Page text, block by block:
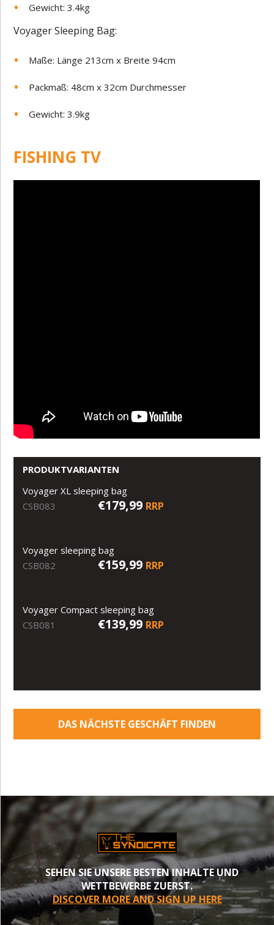
Gewicht: 3.4kg
Voyager Sleeping Bag:
Maße: Länge 213cm x Breite 94cm
Packmaß: 48cm x 32cm Durchmesser
Gewicht: 3.9kg
FISHING TV
PRODUKTVARIANTEN
Voyager XL sleeping bag
CSB083
€179,99 RRP
Voyager sleeping bag
CSB082
€159,99 RRP
Voyager Compact sleeping bag
CSB081
€139,99 RRP
DAS NÄCHSTE GESCHÄFT FINDEN
SEHEN SIE UNSERE BESTEN INHALTE UND
WETTBEWERBE ZUERST.
DISCOVER MORE AND SIGN UP HERE